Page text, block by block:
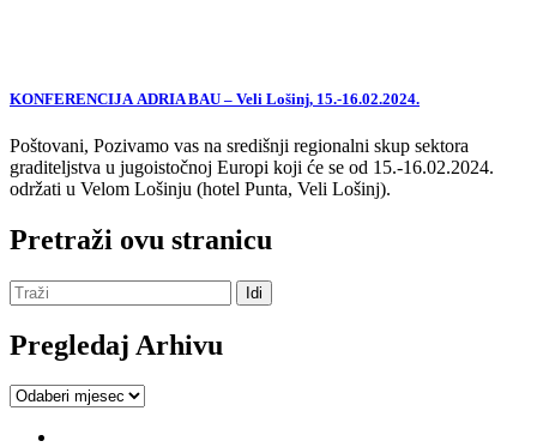
KONFERENCIJA ADRIA BAU – Veli Lošinj, 15.-16.02.2024.
Poštovani, Pozivamo vas na središnji regionalni skup sektora
graditeljstva u jugoistočnoj Europi koji će se od 15.-16.02.2024.
održati u Velom Lošinju (hotel Punta, Veli Lošinj).
Pretraži ovu stranicu
Pregledaj Arhivu
Pregledaj